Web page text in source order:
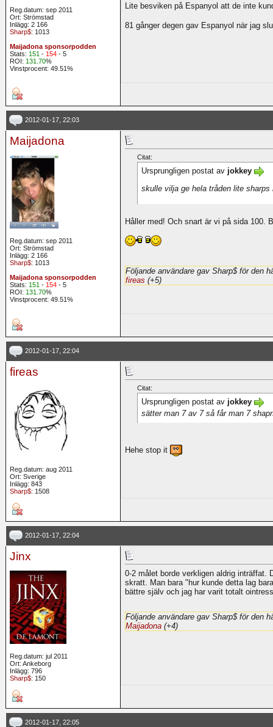
Reg.datum: sep 2011
Ort: Strömstad
Inlägg: 2 166
Sharp$: 1013
Maijadona sponsorpodden
Stats: 151 - 154 - 5
ROI: 131.70%
Vinstprocent: 49.51%
Lite besviken på Espanyol att de inte
81 gånger degen gav Espanyol när jag
2012-01-17, 22:03
Maijadona
Reg.datum: sep 2011
Ort: Strömstad
Inlägg: 2 166
Sharp$: 1013
Maijadona sponsorpodden
Stats: 151 - 154 - 5
ROI: 131.70%
Vinstprocent: 49.51%
Citat:
Ursprungligen postat av jokkey
skulle vilja ge hela tråden lite
Håller med! Och snart är vi på sida 100.
Följande användare gav Sharp$ för den
fireas (+5)
2012-01-17, 22:04
fireas
Reg.datum: aug 2011
Ort: Sverige
Inlägg: 843
Sharp$: 1508
Citat:
Ursprungligen postat av jokkey
sätter man 7 av 7 så får man 7
Hehe stop it
2012-01-17, 22:04
Jinx
Reg.datum: jul 2011
Ort: Ankeborg
Inlägg: 796
Sharp$: 150
0-2 målet borde verkligen aldrig inträffat.
skratt. Man bara "hur kunde detta lag
bättre själv och jag har varit totalt
Följande användare gav Sharp$ för den
Maijadona (+4)
2012-01-17, 22:05